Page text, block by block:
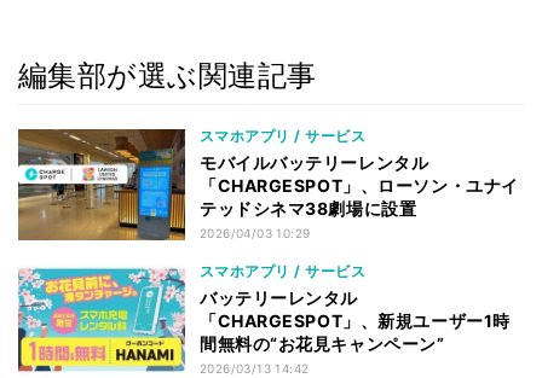
編集部が選ぶ関連記事
スマホアプリ / サービス
モバイルバッテリーレンタル
「CHARGESPOT」、ローソン・ユナイ
テッドシネマ38劇場に設置
2026/04/03 10:29
スマホアプリ / サービス
バッテリーレンタル
「CHARGESPOT」、新規ユーザー1時
間無料の“お花見キャンペーン”
2026/03/13 14:42